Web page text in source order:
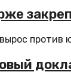
против